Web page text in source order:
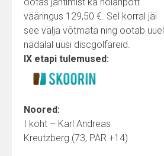
vääringus 129,50 €. Sel korral jäi
see välja võtmata ning ootab uuel
nädalal uusi discgolfareid.
IX etapi tulemused:
Noored:
I koht – Karl Andreas
Kreutzberg (73, PAR +14)